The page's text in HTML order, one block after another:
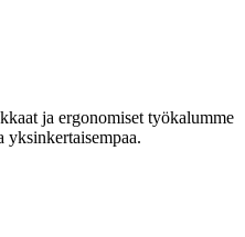
ja ergonomiset työkalumme
yksinkertaisempaa.